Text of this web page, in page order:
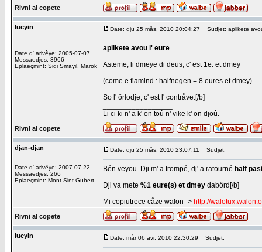
Rivni al copete
lucyin
Date d' arivêye: 2005-07-07
Messaedjes: 3966
Eplaeçmint: Sidi Smayil, Marok
Date: dju 25 mås, 2010 20:04:27 Sudjet: aplikete
aplikete avou l' eure
Asteme, li dmeye di deus, c' est 1e. et dmey
(come e flamind : halfnegen = 8 eures et dmey).
So l' ôrlodje, c' est l' contråve.[/b]
Li ci ki n' a k' on toû n' vike k' on djoû.
Rivni al copete
djan-djan
Date d' arivêye: 2007-07-22
Messaedjes: 266
Eplaeçmint: Mont-Sint-Gubert
Date: dju 25 mås, 2010 23:07:11 Sudjet:
Bén veyou. Dji m' a trompé, dj' a ratourné half
Dji va mete %1 eure(s) et dmey dabôrd[/b]
Mi copiutrece cåze walon -> http://
Rivni al copete
lucyin Date: mår 06 avr, 2010 22:30:29 Sudjet: